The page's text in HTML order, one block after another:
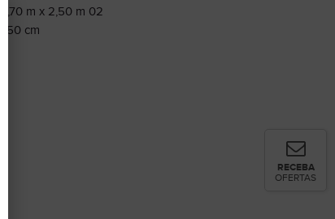
2,70 m x 2,50 m 02
50 cm
RECEBA
OFERTAS